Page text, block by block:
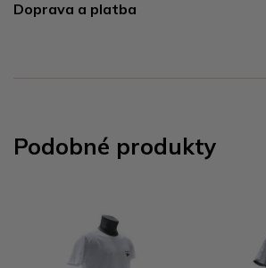
Doprava a platba
Podobné produkty